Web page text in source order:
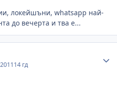
локейшъни, whatsapp най-
до вечерта и тва е...
14 гд